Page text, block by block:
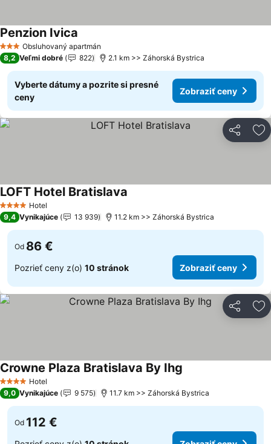
3 Počet hviezdičiek
Obsluhovaný apartmán
Penzion Ivica
8,2 Veľmi dobré 822 2.1 km >> Záhorská Bystrica
Vyberte dátumy a pozrite si presné
ceny
Zobraziť ceny
Zdieľať
4 Počet hviezdičiek
Hotel
LOFT Hotel Bratislava
9,4 Vynikajúce 13 939 11.2 km >> Záhorská Bystrica
Od 86 €
Pozrieť ceny z(o) 10 stránok Zobraziť ceny
Zdieľať
4 Počet hviezdičiek
Hotel
Crowne Plaza Bratislava By Ihg
9,0 Vynikajúce 9 575 11.7 km >> Záhorská Bystrica
Od 112 €